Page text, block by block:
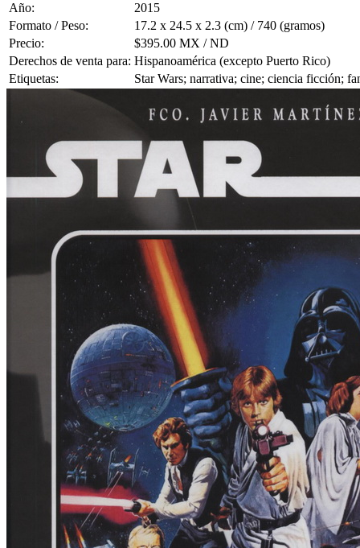
Año:
2015
Formato / Peso:
17.2 x 24.5 x 2.3 (cm) / 740 (gramos)
Precio:
$395.00 MX / ND
Derechos de venta para: Hispanoamérica (excepto Puerto Rico)
Etiquetas:
Star Wars; narrativa; cine; ciencia ficción;